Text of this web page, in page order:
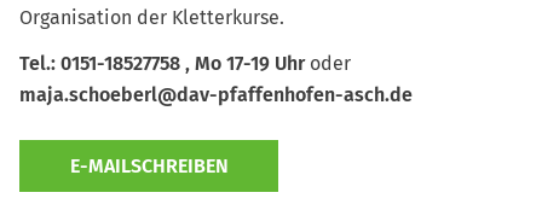
Organisation der Kletterkurse.
Tel.: 0151-18527758 , Mo 17-19 Uhroder
maja.schoeberl@dav-pfaffenhofen-asch.de
E-MAILSCHREIBEN